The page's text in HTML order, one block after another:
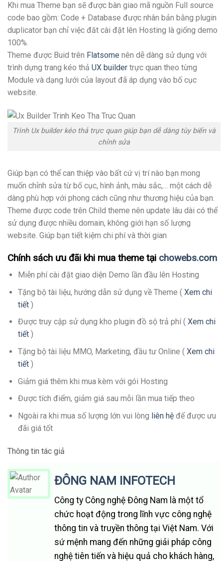
Khi mua Theme bạn sẽ được bàn giao mã nguồn Full source
code bao gồm: Code + Database được nhân bản bằng plugin
duplicator bạn chỉ việc đăt cài đặt lên Hosting là giống demo
100%.
Theme được Buid trên Flatsome nên dễ dàng sử dụng với
trình dựng trang kéo thả UX builder trực quan theo từng
Module và dạng lưới của layout đã áp dụng vào bố cục
website.
Trình Ux builder kéo thả trực quan giúp bạn dễ dàng tùy biến và
chỉnh sửa
Giúp bạn có thể can thiệp vào bất cứ vị trí nào bạn mong
muốn chỉnh sửa từ bố cục, hình ảnh, màu sắc,… một cách dễ
dàng phù hợp với phong cách cũng như thương hiệu của bạn.
Theme được code trên Child theme nên update lâu dài có thể
sử dụng được nhiều domain, không giới hạn số lượng
website. Giúp bạn tiết kiệm chi phí và thời gian
Chính sách ưu đãi khi mua theme tại chowebs.com
Miễn phí cài đặt giao diện Demo lần đầu lên Hosting
Tặng bộ tài liệu, hướng dẫn sử dụng về Theme ( Xem chi
tiết)
Được truy cập sử dụng kho plugin đồ sộ trả phí ( Xem chi
tiết)
Tặng bộ tài liệu MMO, Marketing, đầu tư Online ( Xem chi
tiết)
Giảm giá thêm khi mua kèm với gói Hosting
Được tích điểm, giảm giá sau mỗi lần mua tiếp theo
Ngoài ra khi mua số lượng lớn vui lòng liên hệđể được ưu
đãi giá tốt
Thông tin tác giả
ĐÔNG NAM INFOTECH
Công ty Công nghệ Đông Nam là một tổ
chức hoạt động trong lĩnh vực công nghệ
thông tin và truyền thông tại Việt Nam. Với
sứ mệnh mang đến những giải pháp công
nghệ tiên tiến và hiệu quả cho khách hàng,